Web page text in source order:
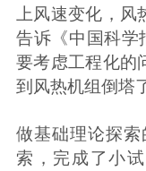
上风速变化，
告诉《中国科学
要考虑工程化的
到风热机组倒塔
做基础理论探
索，完成了小